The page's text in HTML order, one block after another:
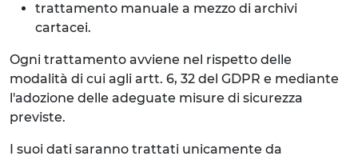
trattamento manuale a mezzo di archivi
cartacei.
Ogni trattamento avviene nel rispetto delle
modalità di cui agli artt. 6, 32 del GDPR e mediante
l'adozione delle adeguate misure di sicurezza
previste.
I suoi dati saranno trattati unicamente da